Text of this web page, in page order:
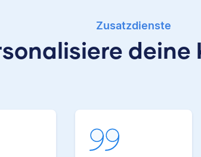
Zusatzdienste
deine
Arbeit